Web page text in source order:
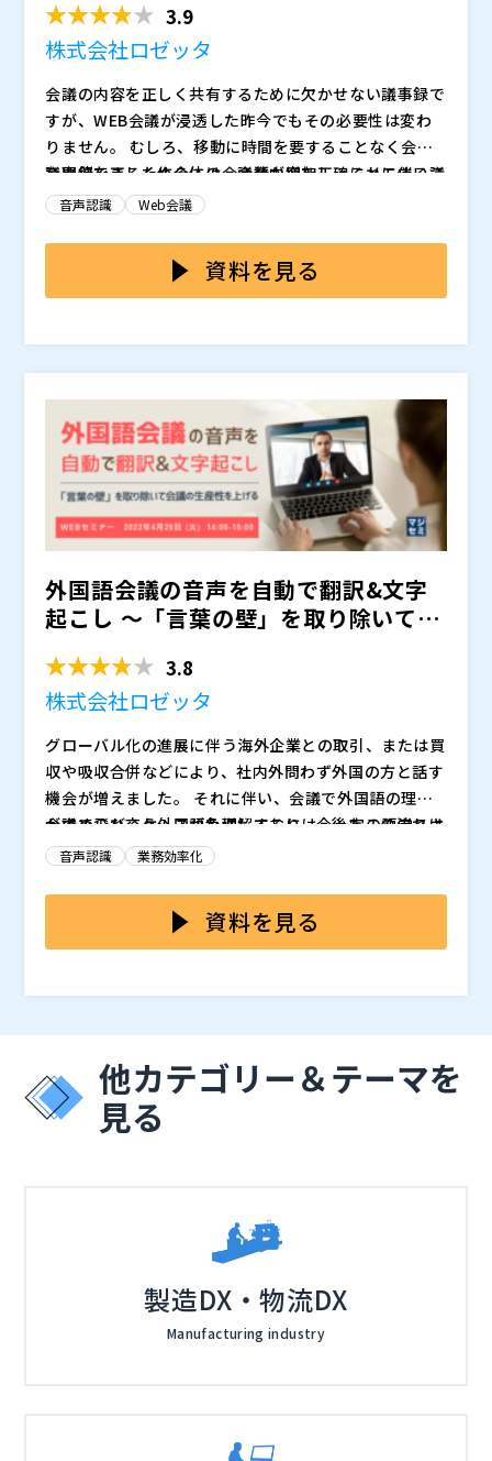
3.9
株式会社ロゼッタ
会議の内容を正しく共有するために欠かせない議事録で
すが、WEB会議が浸透した昨今でもその必要性は変わ
りません。 むしろ、移動に時間を要することなく会議
を開催できるため全体の会議数が増加し、それに伴い議
事録の作成機会も増加する傾向にあるため、議事録作成
議事録を正しく作るには、会話内容を正確にメモするこ
とが必要になります。 しかし、メモを取ることに集中
をしているとメモをとること自体が困難です。 後から
録音データを聞き返して文字起こしする方法もあります
が、そうすると会議後に余分な稼働をかけることになっ
議事録作成を効率化するため、会話内容を文字起こしす
るツールもいくつか出回っています。 しかし、音声認
識の精度が低いため、通常よりゆっくり大きな声で喋ら
もあるため、そもそも利用が憚られるサービスも多いの
が実態です。
アルタイム翻訳も可能なロゼッタ社の音声認識文字起こ
しツール「オンヤク」についても紹介する予定です。
議事録作成を自動化したい、他の文字起こしツールを使
っているが音声認識精度に不満がある、とお考えの方は
ぜひご参加ください。
株式会社オープンソース活用研究所（） マジセミ株式
会社（）
音声認識 Web会議
資料を見る
外国語会議の音声を自動で翻訳&文字
起こし 〜「言葉の壁」を取り除いて会
3.8
株式会社ロゼッタ
グローバル化の進展に伴う海外企業との取引、または買
収や吸収合併などにより、社内外問わず外国の方と話す
機会が増えました。 それに伴い、会議で外国語の理解
が求められるケースが急増しており、今後もこの流れは
加速していくことが予想されます。
会議で飛び交う外国語を理解するには、一定の語学スキ
ルが無いと困難です。 理解に時間がかかったり、そも
ならないため、当然ながら会議は円滑に進みません。
また、翻訳スキルをもった社員が同席していても、翻訳
に時間を要すれば会議のテンポは悪くなります。 さら
てもうまく伝わらず参加者間で話が噛み合わなくなると
いった問題が起きることもあります。
このような外国語会議の問題を解決するために、音声翻
訳ツールがあります。 しかし、多くのツールは音声認
識の精度が低いのが実態です。 音声翻訳は、音声認識
ません。 音声を正確に認識してもらうためには、通常
よりも大きな声でゆっくり話さなければならず、余計な
ストレスを抱えることになってしまうのです。
ッタ社の会議音声翻訳ツール「オンヤク」を紹介しま
す。 外国語会議に悩みを抱えており、自社に合ったツ
ールを見つけられていない方は、ぜひご参加ください。
株式会社ロゼッタ（）
株式会社オープンソース活用研究所（） マジセミ株式
会社（
）
音声認識 業務効率化
資料を見る
他カテゴリー＆テーマを
見る
製造DX・物流DX
Manufacturing industry